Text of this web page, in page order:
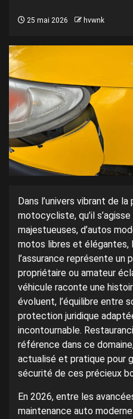
25 mai 2026 hvwnk
Dans l’univers vibrant de
motocycliste, qu’il
majestueuses, d’autos
motos libres et élégantes,
l’assurance représente
propriétaire ou amateur
véhicule raconte une
évoluent, l’équilibre entre
protection juridique
incontournable.
référence dans ce
actualisé et pratique pour
sécurité de ces précieux
En 2026, entre les
maintenance auto